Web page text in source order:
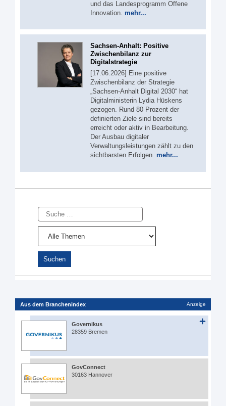
und das Landesprogramm Offene
Innovation. mehr...
Sachsen-Anhalt: Positive
Zwischenbilanz zur
Digitalstrategie
[17.06.2026] Eine positive
Zwischenbilanz der Strategie
„Sachsen-Anhalt Digital 2030“ hat
Digitalministerin Lydia Hüskens
gezogen. Rund 80 Prozent der
definierten Ziele sind bereits
erreicht oder aktiv in Bearbeitung.
Der Ausbau digitaler
Verwaltungsleistungen zählt zu den
sichtbarsten Erfolgen. mehr...
Suche
Aus dem Branchenindex Anzeige
Governikus
28359 Bremen
GovConnect
30163 Hannover